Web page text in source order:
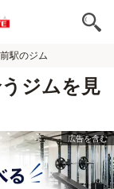
駅のジム
ジムを見